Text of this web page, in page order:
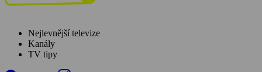
Nejlevnější televize
Kanály
TV tipy